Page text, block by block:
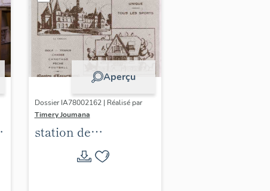
Aperçu
Dossier IA78002162 | Réalisé par
Timery Joumana
station de
villégiature
d'Elisabethville